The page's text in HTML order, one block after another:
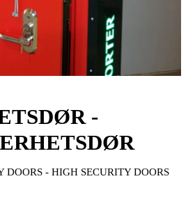
-
DOORS - HIGH SECURITY DOORS